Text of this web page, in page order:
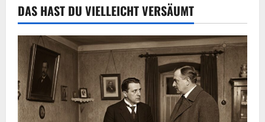
DAS HAST DU VIELLEICHT VERSÄUMT